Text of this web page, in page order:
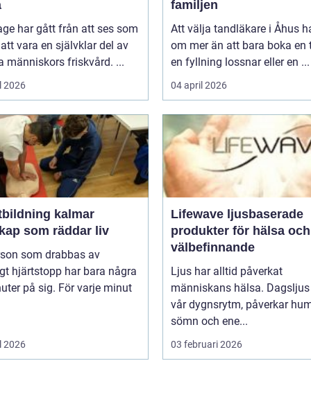
har gått från att ses som
vara en självklar del av
människors friskvård. ...
2026
familjen
Att välja tandläkare i Åhus
om mer än att bara boka en
en fyllning lossnar eller en ...
04 april 2026
kalmar
som räddar liv
som drabbas av
hjärtstopp har bara några
på sig. För varje minut
2026
Lifewave ljusbaserade
produkter för hälsa och
välbefinnande
Ljus har alltid påverkat
människans hälsa.
vår dygnsrytm, påverkar
sömn och ene...
03 februari 2026